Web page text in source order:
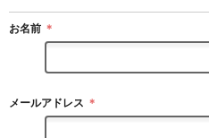
お名前 ＊
メールアドレス ＊